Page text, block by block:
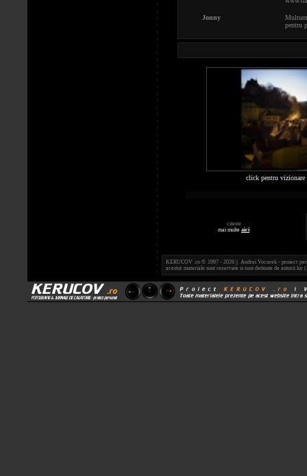
Jonny
pentru
click pentru vizionare
citeste
mai multe aici
KERUCOV .ro © 1997 - 2026 || Andrei Vocurek - proiect
acestor materiale sunt rezervate si sunt detinute de autorii